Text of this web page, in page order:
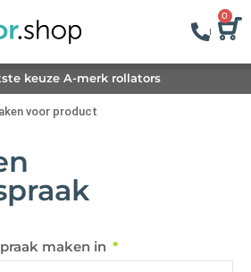
0
keuze A-merk rollators
voor product
maken in